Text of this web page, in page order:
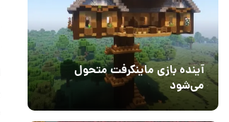
آینده بازی ماینکرفت متحول
می‌شود